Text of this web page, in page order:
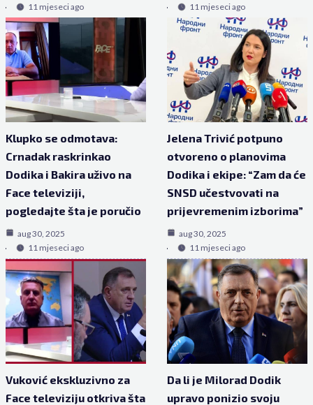
11 mjeseci ago
11 mjeseci ago
Klupko se odmotava:
Crnadak raskrinkao
Dodika i Bakira uživo na
Face televiziji,
pogledajte šta je poručio
aug 30, 2025
11 mjeseci ago
Jelena Trivić potpuno
otvoreno o planovima
Dodika i ekipe: “Zam da će
SNSD učestvovati na
prijevremenim izborima”
aug 30, 2025
11 mjeseci ago
Vuković ekskluzivno za
Face televiziju otkriva šta
Da li je Milorad Dodik
upravo ponizio svoju